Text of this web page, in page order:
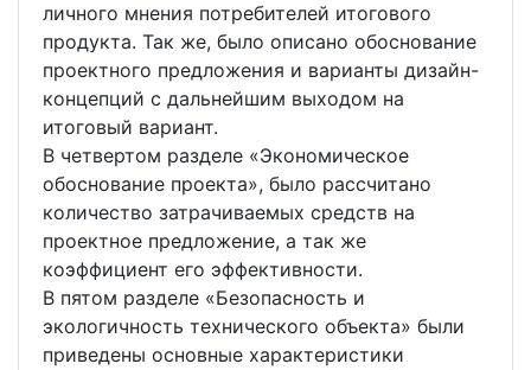
личного мнения потребителей итогового
продукта. Так же, было описано обоснование
проектного предложения и варианты дизайн-
концепций с дальнейшим выходом на
итоговый вариант.
В четвертом разделе «Экономическое
обоснование проекта», было рассчитано
количество затрачиваемых средств на
проектное предложение, а так же
коэффициент его эффективности.
В пятом разделе «Безопасность и
экологичность технического объекта» были
приведены основные характеристики